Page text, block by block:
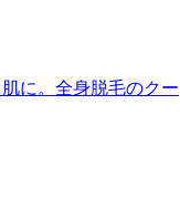
に。全身脱毛のクー